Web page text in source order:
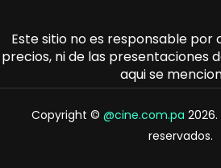
Este sitio no es responsable por
precios, ni de las presentaciones
aqui se
Copyright © @cine.com.pa
reservados.